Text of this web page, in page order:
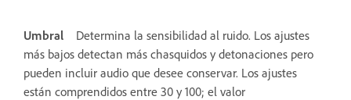
Umbral
Determina la sensibilidad al ruido. Los ajustes
más bajos detectan más chasquidos y detonaciones pero
pueden incluir audio que desee conservar. Los ajustes
están comprendidos entre 30 y 100; el valor